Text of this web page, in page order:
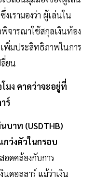
เรามองว่า ผู้เล่นใน
จารณาใช้สกุลเงินท้อง
พิ่มประสิทธิภาพในการ
ยน
มง คาดว่าจะอยู่ที่
ร์
บาท (USDTHB)
กว่งตัวในกรอบ
สอดคล้องกับการ
ดอลลาร์ แม้ว่าเงิน